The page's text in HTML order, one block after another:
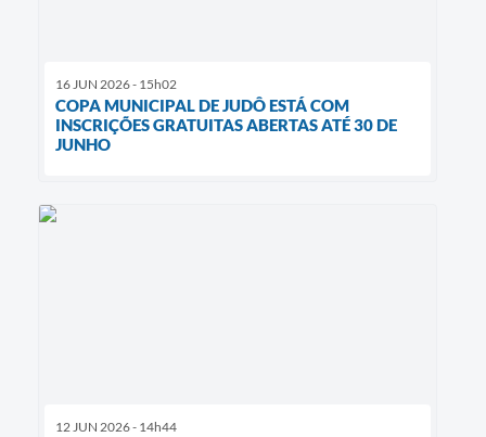
16 JUN 2026 - 15h02
COPA MUNICIPAL DE JUDÔ ESTÁ COM
INSCRIÇÕES GRATUITAS ABERTAS ATÉ 30 DE
JUNHO
12 JUN 2026 - 14h44